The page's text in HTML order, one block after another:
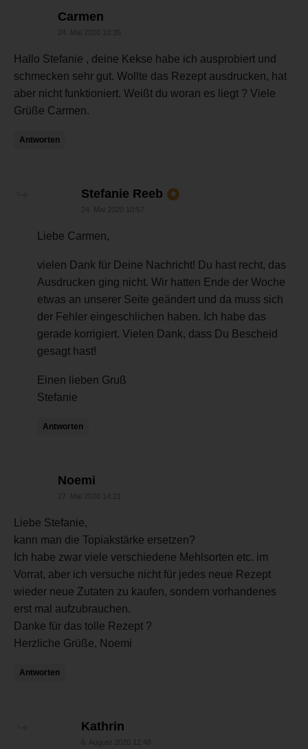
Carmen
24. Mai 2020 10:35
Hallo Stefanie , deine Kekse habe ich ausprobiert und
schmecken sehr gut. Wollte das Rezept ausdrucken, hat
aber nicht funktioniert. Weißt du woran es liegt ? Viele
Grüße Carmen.
Antworten
Stefanie Reeb sagt:
24. Mai 2020 10:57
Liebe Carmen,
vielen Dank für Deine Nachricht! Du hast recht, das
Ausdrucken ging nicht. Wir hatten Ende der Woche
etwas an unserer Seite geändert und da muss sich
der Fehler eingeschlichen haben. Ich habe das
gerade korrigiert. Vielen Dank, dass Du Bescheid
gesagt hast!
Einen lieben Gruß
Stefanie
Antworten
Noemi
27. Mai 2020 14:21
Liebe Stefanie,
kann man die Topiakstärke ersetzen?
Ich habe zwar viele verschiedene Mehlsorten etc. im
Vorrat, aber ich versuche nicht für jedes neue Rezept
wieder neue Zutaten zu kaufen, sondern vorhandenes
erst mal aufzubrauchen.
Danke für das tolle Rezept ?
Herzliche Grüße, Noemi
Antworten
Kathrin
6. August 2020 12:48